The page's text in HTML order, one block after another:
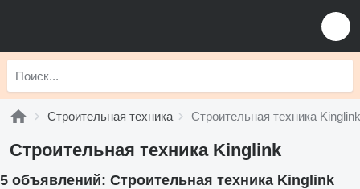
Строительная техника Строительная техника Kinglink
Строительная техника Kinglink
5 объявлений: Строительная техника Kinglink